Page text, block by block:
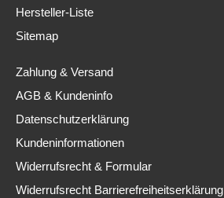
Hersteller-Liste
Sitemap
Zahlung & Versand
AGB & Kundeninfo
Datenschutzerklärung
Kundeninformationen
Widerrufsrecht & Formular
Widerrufsrecht Barrierefreiheitserklärung